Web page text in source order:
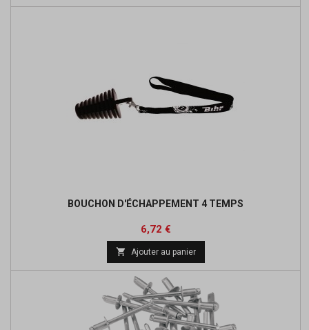
BOUCHON D'ÉCHAPPEMENT 4 TEMPS
Prix
6,72 €Prix
base
 Ajouter au panier